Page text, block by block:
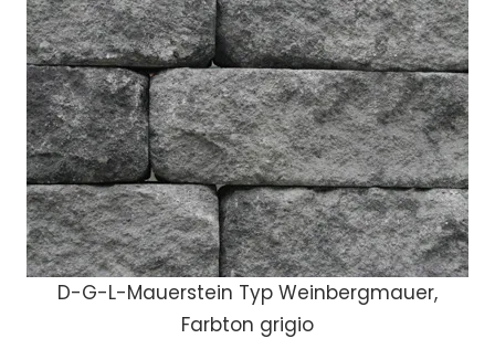
D-G-L-Mauerstein Typ Weinbergmauer,
Farbton grigio